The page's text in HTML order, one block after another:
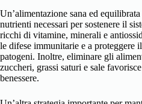
Un’alimentazione sana ed
nutrienti necessari per sostenere il
ricchi di vitamine, minerali e
le difese immunitarie e a proteggere
patogeni. Inoltre, eliminare gli
zuccheri, grassi saturi e sale
benessere.